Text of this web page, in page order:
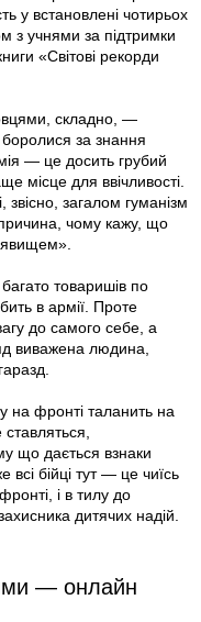
у встановлені чотирьох
з учнями за підтримки
«Світові рекорди
складно, —
за знання
— це досить грубий
місце для ввічливості.
звісно, загалом гуманізм
чому кажу, що
явищем».
товаришів по
в армії. Проте
до самого себе, а
виважена людина,
на фронті таланить на
що дається взнаки
бійці тут — це чиїсь
і в тилу до
дитячих надій.
— онлайн